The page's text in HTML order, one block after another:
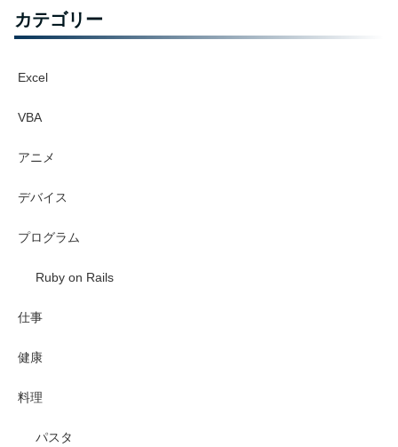
カテゴリー
Excel
VBA
アニメ
デバイス
プログラム
Ruby on Rails
仕事
健康
料理
パスタ